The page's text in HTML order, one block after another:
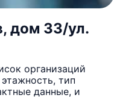
дом 33/ул.
организаций
тип
данные, и